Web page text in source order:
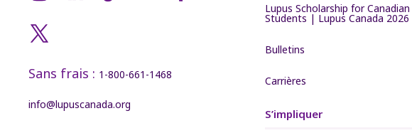
Sans frais : 1-800-661-1468
info@lupuscanada.org
Lupus Scholarship for Canadian
Students | Lupus Canada 2026
Bulletins
Carrières
S’impliquer